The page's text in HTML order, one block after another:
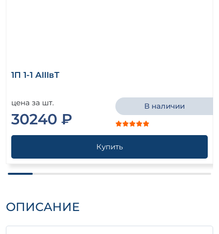
1П 1-1 АIIIвТ
цена за шт.
30240 ₽
В наличии
Купить
ОПИСАНИЕ